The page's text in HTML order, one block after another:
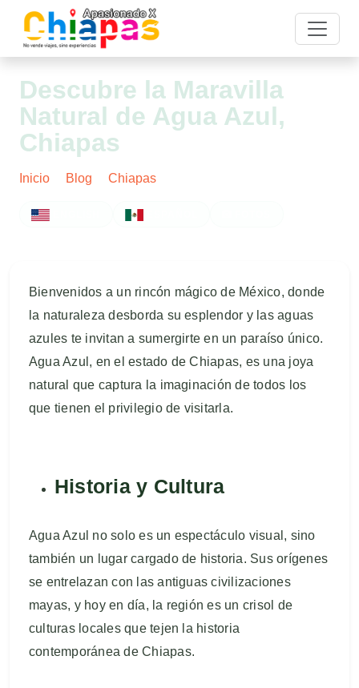
Descubre la Maravilla
Natural de Agua Azul,
Chiapas
Inicio Blog Chiapas
ENGLISH
Bienvenidos a un rincón mágico de México, donde
la naturaleza desborda su esplendor y las aguas
azules te invitan a sumergirte en un paraíso único.
Agua Azul, en el estado de Chiapas, es una joya
natural que captura la imaginación de todos los
que tienen el privilegio de visitarla.
Historia y Cultura
Agua Azul no solo es un espectáculo visual, sino
también un lugar cargado de historia. Sus orígenes
se entrelazan con las antiguas civilizaciones
mayas, y hoy en día, la región es un crisol de
culturas locales que tejen la historia
contemporánea de Chiapas.